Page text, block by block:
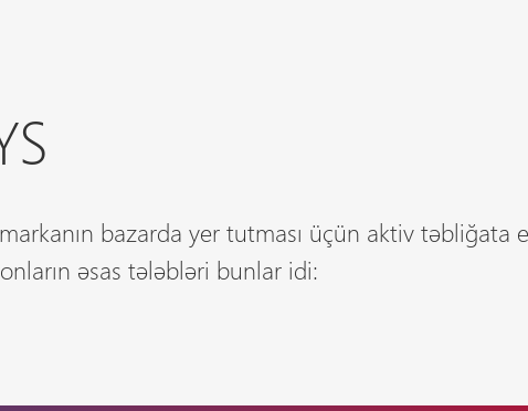
bazarda yer tutması üçün aktiv təbliğata
əsas tələbləri bunlar idi: